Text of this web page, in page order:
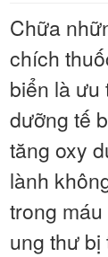
Chữa
chích
biển là ưu
dưỡng tế
tăng oxy
lành
trong
ung thư bị